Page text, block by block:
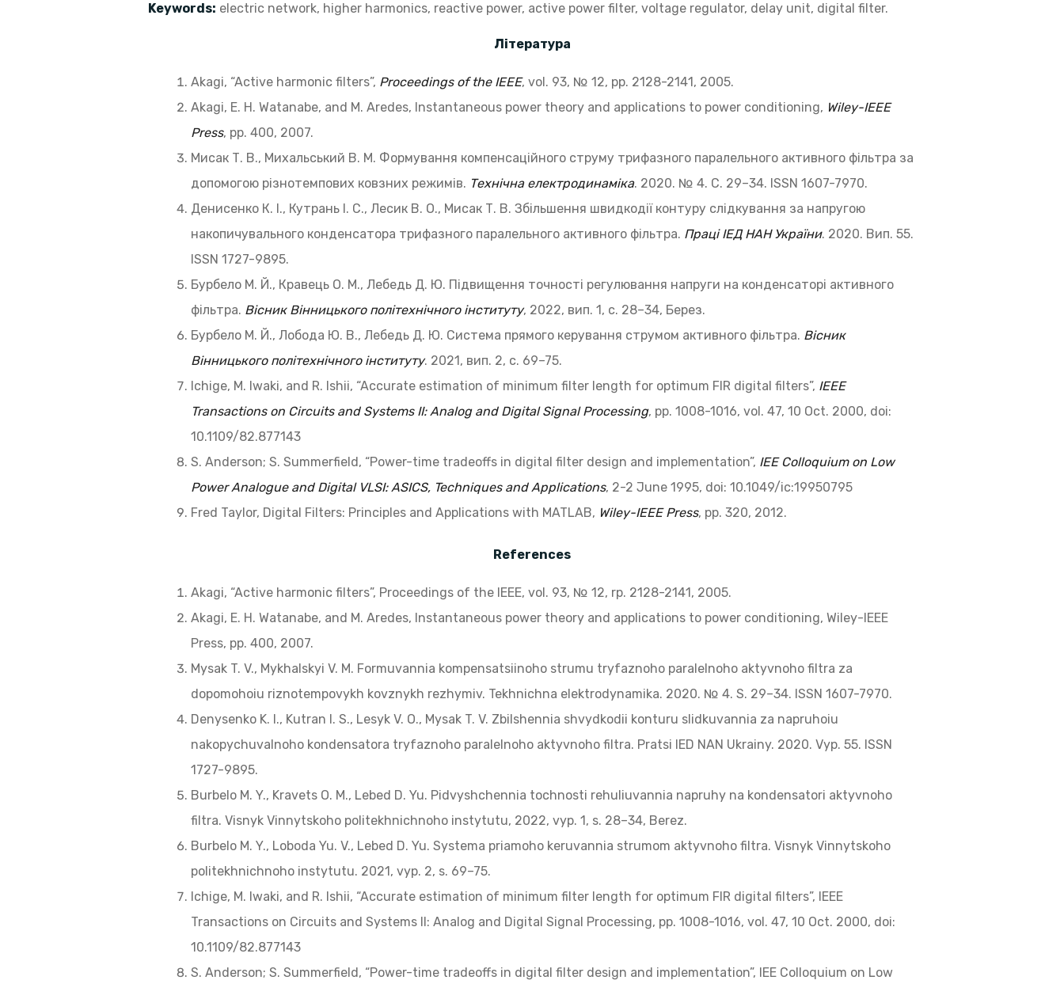
Keywords: electric network, higher harmonics, reactive power, active power filter, voltage regulator, delay unit, digital filter.
Література
Akagi, “Active harmonic filters”, Proceedings of the IEEE, vol. 93, № 12, рp. 2128-2141, 2005.
Akagi, E. H. Watanabe, and M. Aredes, Instantaneous power theory and applications to power conditioning, Wiley-IEEE
Press, pp. 400, 2007.
Мисак Т. В., Михальський В. М. Формування компенсаційного струму трифазного паралельного активного фільтра за
допомогою різнотемпових ковзних режимів. Технічна електродинаміка. 2020. № 4. С. 29–34. ISSN 1607-7970.
Денисенко К. І., Кутрань І. С., Лесик В. О., Мисак Т. В. Збільшення швидкодії контуру слідкування за напругою
накопичувального конденсатора трифазного паралельного активного фільтра. Праці ІЕД НАН України. 2020. Вип. 55.
ISSN 1727-9895.
Бурбело М. Й., Кравець О. М., Лебедь Д. Ю. Підвищення точності регулювання напруги на конденсаторі активного
фільтра. Вісник Вінницького політехнічного інституту, 2022, вип. 1, с. 28–34, Берез.
Бурбело М. Й., Лобода Ю. В., Лебедь Д. Ю. Система прямого керування струмом активного фільтра. Вісник
Вінницькогополітехнічногоінституту. 2021, вип. 2, с. 69–75.
Ichige, M. Iwaki, and R. Ishii, “Accurate estimation of minimum filter length for optimum FIR digital filters”, IEEE
Transactions on Circuits and Systems II: Analog and Digital Signal Processing, pp. 1008-1016, vol. 47, 10 Oct. 2000, doi:
10.1109/82.877143
S. Anderson; S. Summerfield, “Power-time tradeoffs in digital filter design and implementation”, IEE Colloquium on Low
Power Analogue and Digital VLSI: ASICS, Techniques and Applications, 2-2 June 1995, doi: 10.1049/ic:19950795
Fred Taylor, Digital Filters: Principles and Applications with MATLAB, Wiley-IEEE Press, pp. 320, 2012.
References
Akagi, “Active harmonic filters”, Proceedings of the IEEE, vol. 93, № 12, rp. 2128-2141, 2005.
Akagi, E. H. Watanabe, and M. Aredes, Instantaneous power theory and applications to power conditioning, Wiley-IEEE
Press, pp. 400, 2007.
Mysak T. V., Mykhalskyi V. M. Formuvannia kompensatsiinoho strumu tryfaznoho paralelnoho aktyvnoho filtra za
dopomohoiu riznotempovykh kovznykh rezhymiv. Tekhnichna elektrodynamika. 2020. № 4. S. 29–34. ISSN 1607-7970.
Denysenko K. I., Kutran I. S., Lesyk V. O., Mysak T. V. Zbilshennia shvydkodii konturu slidkuvannia za napruhoiu
nakopychuvalnoho kondensatora tryfaznoho paralelnoho aktyvnoho filtra. Pratsi IED NAN Ukrainy. 2020. Vyp. 55. ISSN
1727-9895.
Burbelo M. Y., Kravets O. M., Lebed D. Yu. Pidvyshchennia tochnosti rehuliuvannia napruhy na kondensatori aktyvnoho
filtra. Visnyk Vinnytskoho politekhnichnoho instytutu, 2022, vyp. 1, s. 28–34, Berez.
Burbelo M. Y., Loboda Yu. V., Lebed D. Yu. Systema priamoho keruvannia strumom aktyvnoho filtra. Visnyk Vinnytskoho
politekhnichnoho instytutu. 2021, vyp. 2, s. 69–75.
Ichige, M. Iwaki, and R. Ishii, “Accurate estimation of minimum filter length for optimum FIR digital filters”, IEEE
Transactions on Circuits and Systems II: Analog and Digital Signal Processing, pp. 1008-1016, vol. 47, 10 Oct. 2000, doi:
10.1109/82.877143
S. Anderson; S. Summerfield, “Power-time tradeoffs in digital filter design and implementation”, IEE Colloquium on Low